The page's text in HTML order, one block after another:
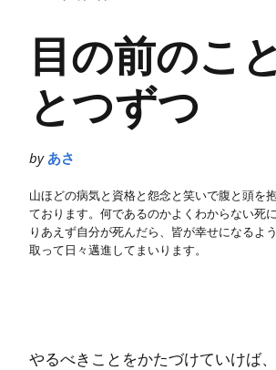
目の前のこ
とつずつ
by あさ
山ほどの病気と資格と怨念と笑いで腹と頭を
ております。何であるのかよくわからない死
りあえず自分が死んだら、皆が幸せになるよ
取って日々邁進してまいります。
やるべきことをかたづけていけば